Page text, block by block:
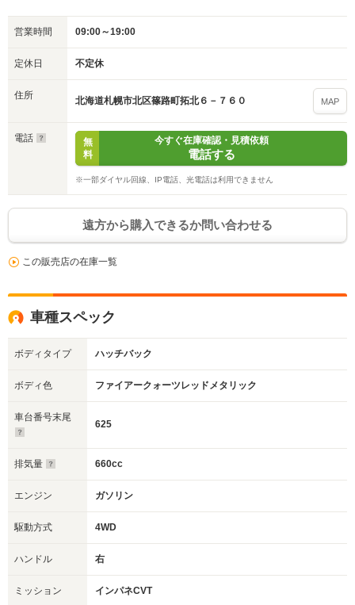
営業時間 09:00～19:00
定休日 不定休
住所 北海道札幌市北区篠路町拓北６－７６０ MAP
電話
無
料
今すぐ在庫確認・見積依頼
電話する
※一部ダイヤル回線、IP電話、光電話は利用できません
遠方から購入できるか問い合わせる
この販売店の在庫一覧
車種スペック
ボディタイプ ハッチバック
ボディ色 ファイアークォーツレッドメタリック
車台番号末尾
625
排気量 660cc
エンジン ガソリン
駆動方式 4WD
ハンドル 右
ミッション インパネCVT